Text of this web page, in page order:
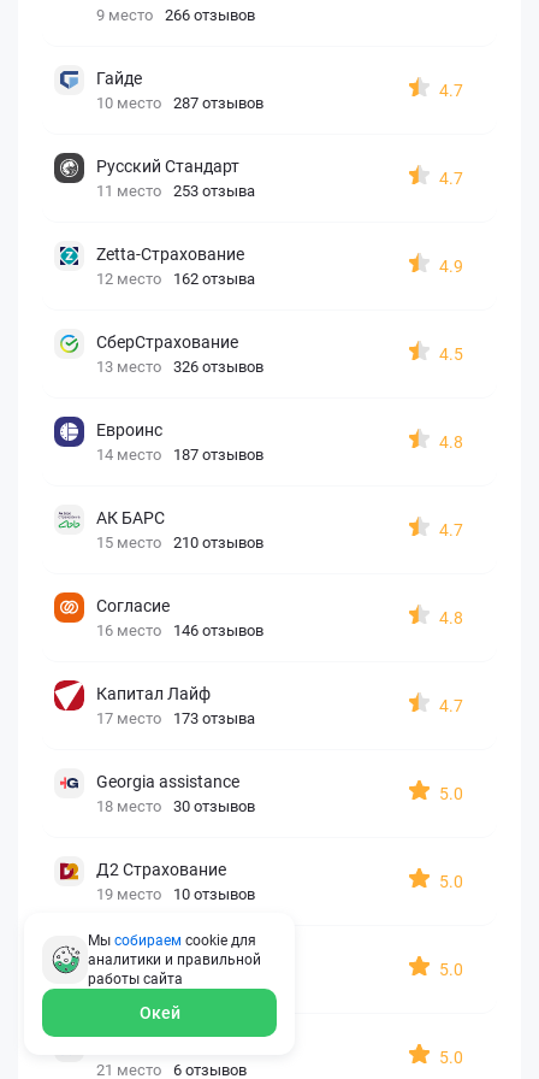
9 место 266 отзывов
Гайде
10 место 287 отзывов
4.7
Русский Стандарт
11 место 253 отзыва
4.7
Zetta-Страхование
12 место 162 отзыва
4.9
СберСтрахование
13 место 326 отзывов
4.5
Евроинс
14 место 187 отзывов
4.8
АК БАРС
15 место 210 отзывов
4.7
Согласие
16 место 146 отзывов
4.8
Капитал Лайф
17 место 173 отзыва
4.7
Georgia assistance
18 место 30 отзывов
5.0
Д2 Страхование
19 место 10 отзывов
5.0
АйАйСи
20 место 7 отзывов
5.0
21 место 6 отзывов
5.0
Мы собираем cookie для
аналитики и правильной
работы сайта
Окей